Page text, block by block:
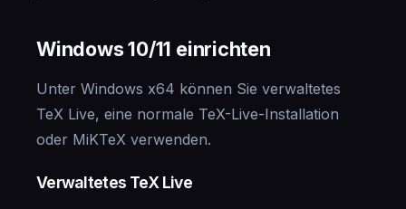
Windows 10/11 einrichten
Unter Windows x64 können Sie verwaltetes
TeX Live, eine normale TeX-Live-Installation
oder MiKTeX verwenden.
Verwaltetes TeX Live